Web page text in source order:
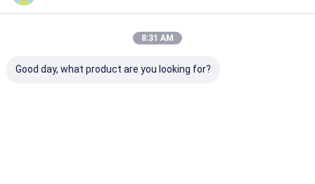
8:31 AM
Good day, what product are you looking for?